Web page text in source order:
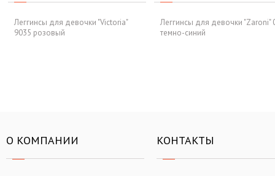
Леггинсы для девочки "Victoria"
9035 розовый
Леггинсы для девочки "Zaroni"
темно-синий
О КОМПАНИИ КОНТАКТЫ